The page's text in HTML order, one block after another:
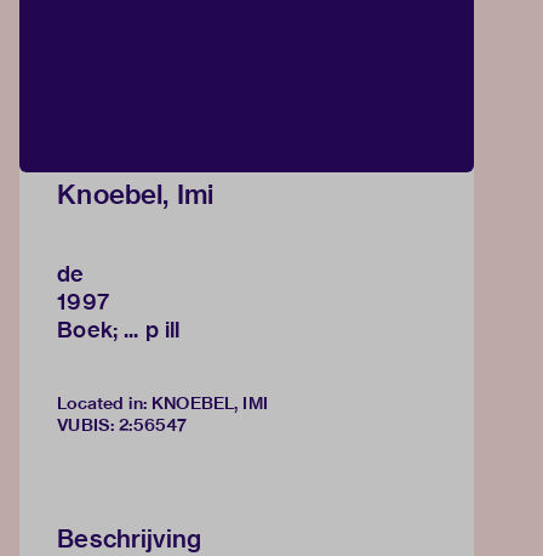
Knoebel, Imi
de
1997
Boek; ... p ill
Located in: KNOEBEL, IMI
VUBIS: 2:56547
Beschrijving